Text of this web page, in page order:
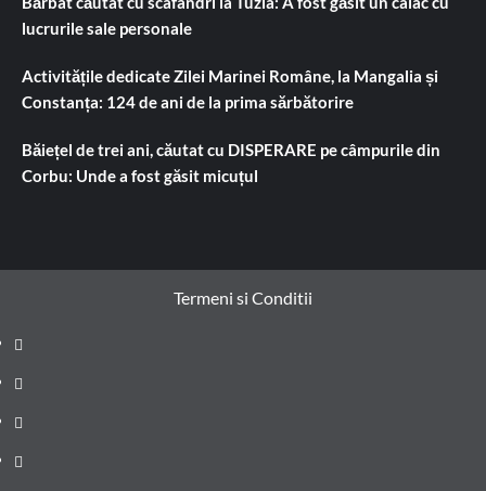
lucrurile sale personale
Activitățile dedicate Zilei Marinei Române, la Mangalia și
Constanța: 124 de ani de la prima sărbătorire
Băiețel de trei ani, căutat cu DISPERARE pe câmpurile din
Corbu: Unde a fost găsit micuțul
Termeni si Conditii
Prima
pagină
Știri
de
ultima
Administrație
locală
Actualitate